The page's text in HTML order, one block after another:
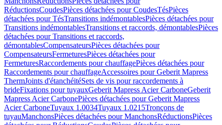
RéductionsCoudesPièces détachées pour CoudesTésPièces
détachées pour TésTransitions indémontablesPièces détachées pour
Transitions indémontablesTransitions et raccords, démontablesPièces
détachées pour Transitions et raccords,
démontablesCompensateursPièces détachées pour
CompensateursFermeturesPièces détachées pour
FermeturesRaccordements pour chauffagePièces détachées pour
Raccordements pour chauffageAccessoires pour Geberit Mapress
ThermJoints d'étanchéitéSets de vis pour raccordements à
brideFixations pour tuyauxGeberit Mapress Acier CarboneGeberit
Mapress Acier CarbonePièces détachées pour Geberit Mapress
Acier CarboneTuyaux 1.0034Tuyaux 1.0215Tronçons de
tuyauManchonsPièces détachées pour ManchonsRéductionsPièces